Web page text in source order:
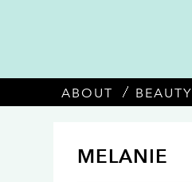
ABOUT BEAUTY
MELANIE